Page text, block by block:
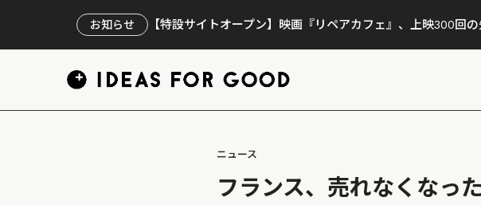
お知らせ 【特設サイトオープン】映画『リペアカフェ』、上映300回
ニュース
フランス、売れなくなっ